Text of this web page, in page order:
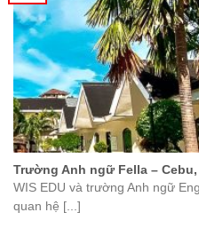
Trường Anh ngữ Fella –
WIS EDU và trường Anh ngữ
quan hệ [...]